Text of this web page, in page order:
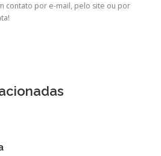
contato por e-mail, pelo site ou por